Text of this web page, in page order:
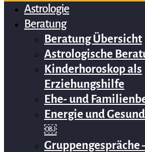
Astrologie
Beratung
Beratung Übersicht
Astrologische
Kinderhoroskop als
Erziehungshilfe
Ehe- und
Energie und
￼